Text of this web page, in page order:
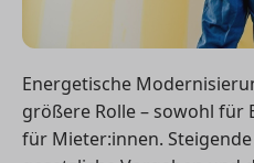
Energetische
größere Rolle – sowohl für
für Mieter:innen.